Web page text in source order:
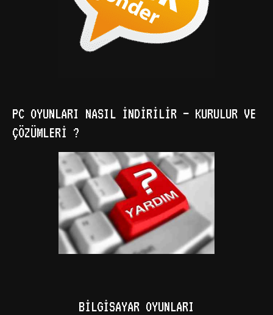
PC OYUNLARI NASIL İNDIRILIR – KURULUR VE
ÇÖZÜMLERI ?
BILGISAYAR OYUNLARI